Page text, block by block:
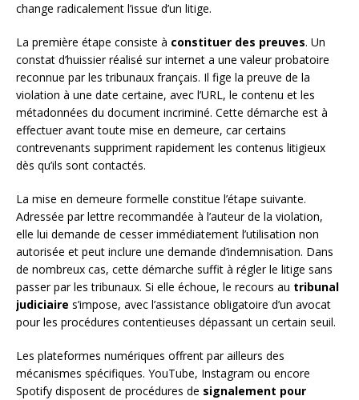
change radicalement l’issue d’un litige.
La première étape consiste à constituer des preuves. Un
constat d’huissier réalisé sur internet a une valeur probatoire
reconnue par les tribunaux français. Il fige la preuve de la
violation à une date certaine, avec l’URL, le contenu et les
métadonnées du document incriminé. Cette démarche est à
effectuer avant toute mise en demeure, car certains
contrevenants suppriment rapidement les contenus litigieux
dès qu’ils sont contactés.
La mise en demeure formelle constitue l’étape suivante.
Adressée par lettre recommandée à l’auteur de la violation,
elle lui demande de cesser immédiatement l’utilisation non
autorisée et peut inclure une demande d’indemnisation. Dans
de nombreux cas, cette démarche suffit à régler le litige sans
passer par les tribunaux. Si elle échoue, le recours au tribunal
judiciaire s’impose, avec l’assistance obligatoire d’un avocat
pour les procédures contentieuses dépassant un certain seuil.
Les plateformes numériques offrent par ailleurs des
mécanismes spécifiques. YouTube, Instagram ou encore
Spotify disposent de procédures de signalement pour